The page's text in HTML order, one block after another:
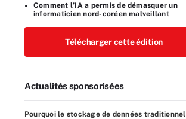
Comment l’IA a permis de démasquer un
informaticien nord-coréen malveillant
Télécharger cette édition
Actualités sponsorisées
Pourquoi le stockage de données traditionnel